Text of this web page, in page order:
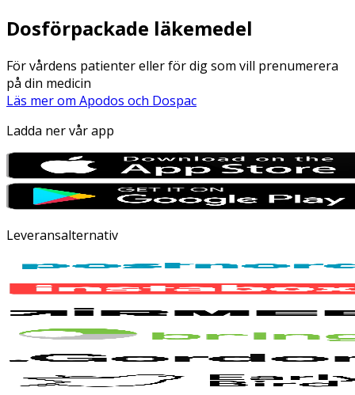
Dosförpackade läkemedel
För vårdens patienter eller för dig som vill prenumerera
på din medicin
Läs mer om Apodos och Dospac
Ladda ner vår app
Leveransalternativ